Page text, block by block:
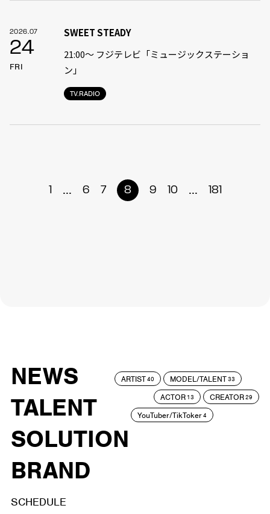
2026.07
24
FRI
TV.RADIO
SWEET STEADY
21:00〜 フジテレビ「ミュージックステーショ
ン」
1 ... 6 7 8 9 10 ... 181
NEWS
TALENT
SOLUTION
BRAND
ARTIST40 MODEL/TALENT33
ACTOR 13 CREATOR29
YouTuber/TikToker4
SCHEDULE